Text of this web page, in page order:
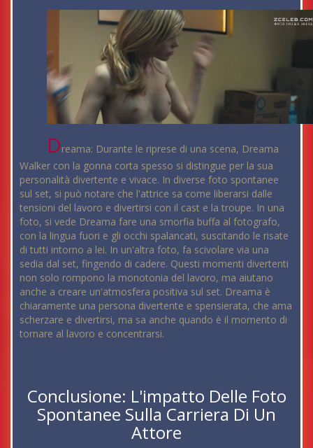
Dreama: Durante le riprese di una scena, Dreama
Walker con la gonna corta spesso si distingue per la sua
personalità divertente e vivace. In diverse foto spontanee
sul set, si può notare che l'attrice sa come liberarsi dalle
tensioni del lavoro e divertirsi con il cast e la troupe. In una
foto, si vede Dreama fare una smorfia buffa al fotografo,
con la lingua fuori e gli occhi spalancati, suscitando le risate
di tutti intorno a lei. In un'altra foto, fa scivolare via una
sedia dal set, fingendo di cadere. Questi momenti divertenti
non solo rompono la monotonia del lavoro, ma aiutano
anche a creare un'atmosfera positiva sul set. Dreama è
chiaramente una persona divertente e spensierata, che ama
scherzare e divertirsi, ma sa anche quando è il momento di
tornare al lavoro e concentrarsi.
Conclusione: L'impatto Delle Foto
Spontanee Sulla Carriera Di Un
Attore